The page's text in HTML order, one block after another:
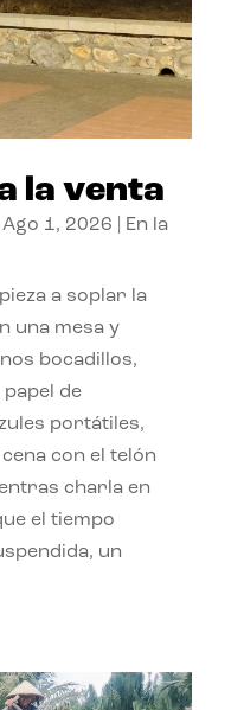
la venta
Ago 1, 2026
En la
a soplar la
una mesa y
bocadillos,
de
portátiles,
con el telón
charla en
el tiempo
un